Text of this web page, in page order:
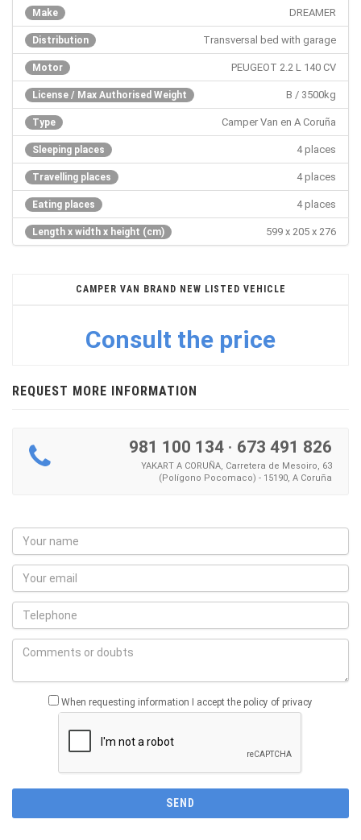
Make DREAMER
Distribution Transversal bed with garage
Motor PEUGEOT 2.2 L 140 CV
License / Max Authorised Weight B / 3500kg
Type Camper Van en A Coruña
Sleeping places 4 places
Travelling places 4 places
Eating places 4 places
Length x width x height (cm) 599 x 205 x 276
CAMPER VAN BRAND NEW LISTED VEHICLE
Consult the price
REQUEST MORE INFORMATION
981 100 134 · 673 491 826
YAKART A CORUÑA, Carretera de Mesoiro, 63
(Polígono Pocomaco) - 15190, A Coruña
When requesting information I accept the policy of privacy